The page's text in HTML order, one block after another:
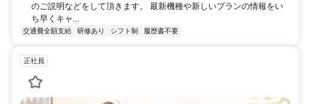
のご説明などをして頂きます。 最新機種や新しいプランの情報をい
ち早くキャ...
交通費全額支給 研修あり シフト制 履歴書不要
正社員